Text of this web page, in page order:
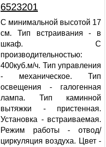
6523201
С минимальной высотой 17
см. Тип встраивания - в
шкаф. С
производительностью:
400куб.м/ч. Тип управления
- механическое. Тип
освещения - галогенная
лампа. Тип каминной
вытяжки - пристенная.
Установка - встраиваемая.
Режим работы - отвод/
циркуляция воздуха. Цвет -